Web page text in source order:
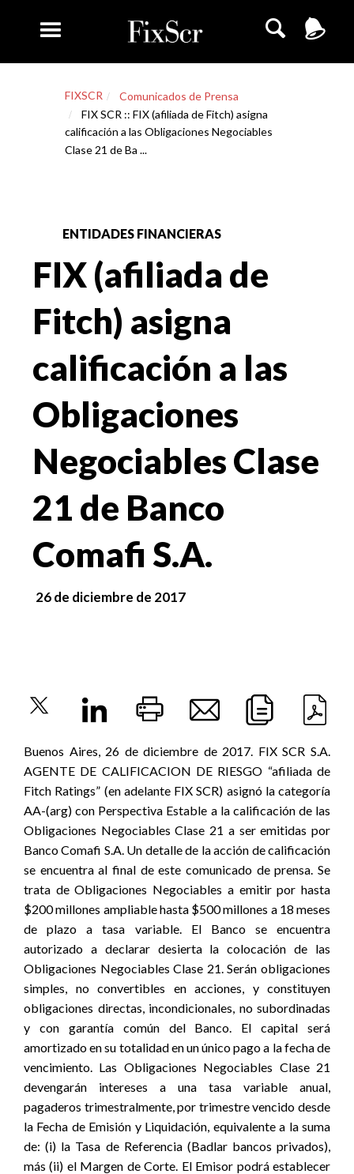
FIXSCR
Comunicados de Prensa
FIX SCR :: FIX (afiliada de Fitch) asigna
calificación a las Obligaciones Negociables
Clase 21 de Ba ...
ENTIDADES FINANCIERAS
FIX (afiliada de
Fitch) asigna
calificación a las
Obligaciones
Negociables Clase
21 de Banco
Comafi S.A.
26 de diciembre de 2017
Buenos Aires, 26 de diciembre de 2017. FIX SCR S.A.
AGENTE DE CALIFICACION DE RIESGO “afiliada de
Fitch Ratings” (en adelante FIX SCR) asignó la categoría
AA-(arg) con Perspectiva Estable a la calificación de las
Obligaciones Negociables Clase 21 a ser emitidas por
Banco Comafi S.A. Un detalle de la acción de calificación
se encuentra al final de este comunicado de prensa. Se
trata de Obligaciones Negociables a emitir por hasta
$200 millones ampliable hasta $500 millones a 18 meses
de plazo a tasa variable. El Banco se encuentra
autorizado a declarar desierta la colocación de las
Obligaciones Negociables Clase 21. Serán obligaciones
simples, no convertibles en acciones, y constituyen
obligaciones directas, incondicionales, no subordinadas
y con garantía común del Banco. El capital será
amortizado en su totalidad en un único pago a la fecha de
vencimiento. Las Obligaciones Negociables Clase 21
devengarán intereses a una tasa variable anual,
pagaderos trimestralmente, por trimestre vencido desde
la Fecha de Emisión y Liquidación, equivalente a la suma
de: (i) la Tasa de Referencia (Badlar bancos privados),
más (ii) el Margen de Corte. El Emisor podrá establecer